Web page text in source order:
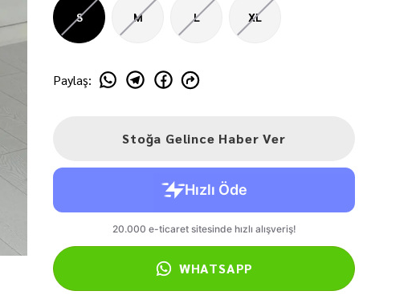
S M L XL
Paylaş:
Stoğa Gelince Haber Ver
WHATSAPP